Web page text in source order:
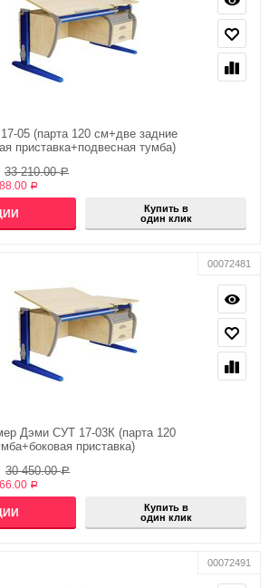
05 (парта 120 см+две задние
приставка+подвесная тумба)
33 210.00 Р
Р
Купить в
один клик
00072481
Дэми СУТ 17-03К (парта 120
приставка)
30 450.00 Р
Р
Купить в
один клик
00072491